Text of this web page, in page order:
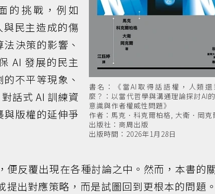
書名：《當AI取得話語權，人類
麼？：以當代哲學與溝通理論探討AI
意識與作者權威性問題》
作者：馬克．科克爾柏格, 大衛．岡克
出版社：商周出版
出版時間：2026年1月28日
的挑戰，例如
民主造成的傷
決策的影響、
AI 發展的民主
不平等現象、
話式 AI 訓練資
版權的延伸爭
便反覆出現在各種討論之中。然而，本書的
提出對應策略，而是試圖回到更根本的問題